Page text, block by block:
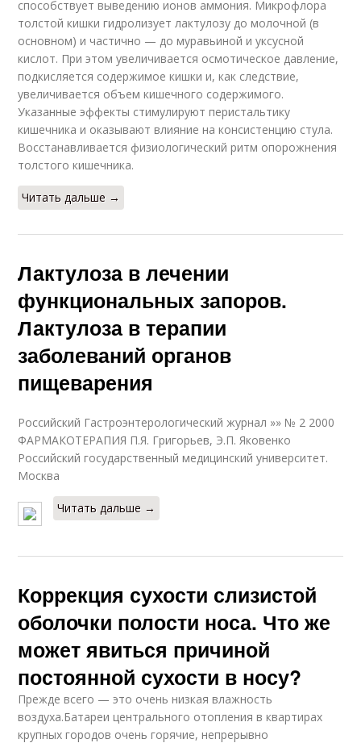
способствует выведению ионов аммония. Микрофлора
толстой кишки гидролизует лактулозу до молочной (в
основном) и частично — до муравьиной и уксусной
кислот. При этом увеличивается осмотическое давление,
подкисляется содержимое кишки и, как следствие,
увеличивается объем кишечного содержимого.
Указанные эффекты стимулируют перистальтику
кишечника и оказывают влияние на консистенцию стула.
Восстанавливается физиологический ритм опорожнения
толстого кишечника.
Читать дальше →
Лактулоза в лечении
функциональных запоров.
Лактулоза в терапии
заболеваний органов
пищеварения
Российский Гастроэнтерологический журнал »» № 2 2000
ФАРМАКОТЕРАПИЯ П.Я. Григорьев, Э.П. Яковенко
Российский государственный медицинский университет.
Москва
Читать дальше →
Коррекция сухости слизистой
оболочки полости носа. Что же
может явиться причиной
постоянной сухости в носу?
Прежде всего — это очень низкая влажность
воздуха.Батареи центрального отопления в квартирах
крупных городов очень горячие, непрерывно